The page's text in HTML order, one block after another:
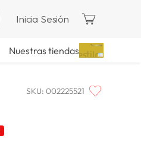
Inicia Sesión
Nuestras tiendas
SKU: 002225521